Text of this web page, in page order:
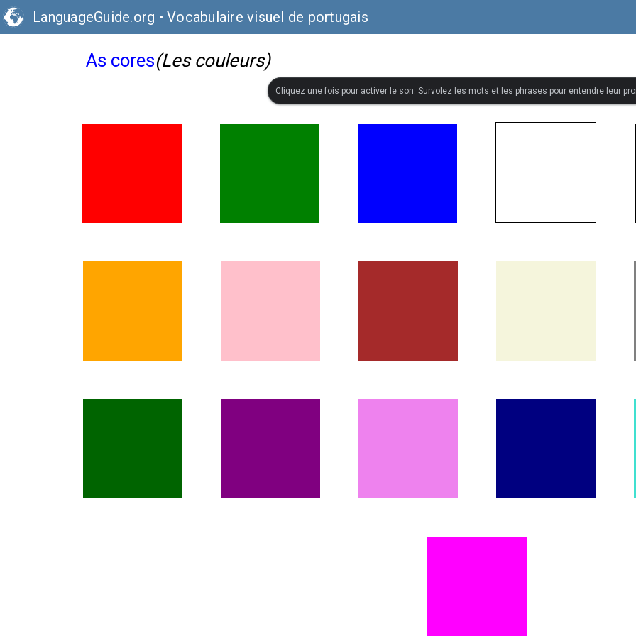
LanguageGuide.org • Vocabulaire visuel de portugais
As cores(Les couleurs)
Cliquez une fois pour activer le son. Survolez les mots et les phrases pour entendre leur